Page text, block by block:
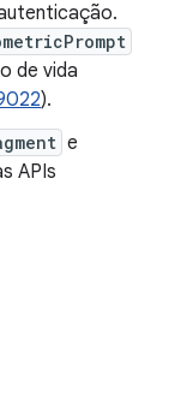
de vida
).
e
APIs